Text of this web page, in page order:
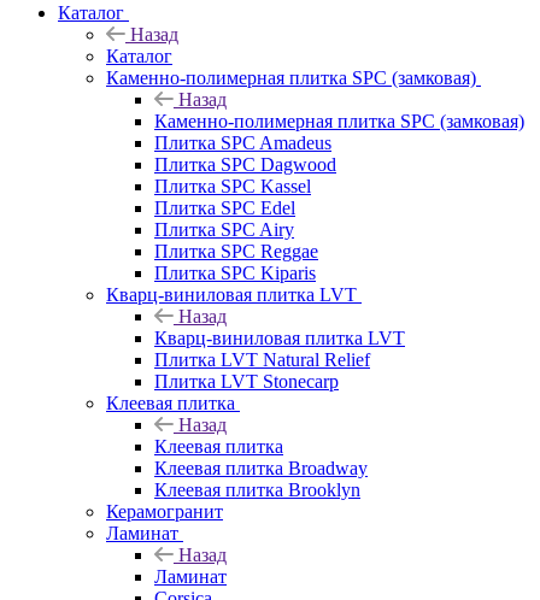
Каталог
Назад
Каталог
Каменно-полимерная плитка SPC (замковая)
Назад
Каменно-полимерная плитка SPC (замковая)
Плитка SPC Amadeus
Плитка SPC Dagwood
Плитка SPC Kassel
Плитка SPC Edel
Плитка SPC Airy
Плитка SPC Reggae
Плитка SPC Kiparis
Кварц-виниловая плитка LVT
Назад
Кварц-виниловая плитка LVT
Плитка LVT Natural Relief
Плитка LVT Stonecarp
Клеевая плитка
Назад
Клеевая плитка
Клеевая плитка Broadway
Клеевая плитка Brooklyn
Керамогранит
Ламинат
Назад
Ламинат